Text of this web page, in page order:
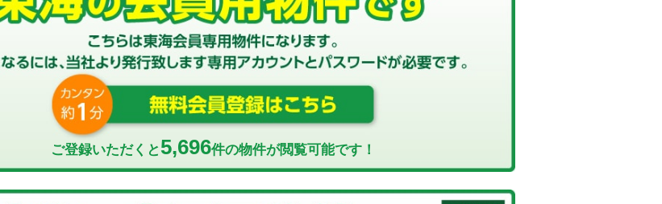
ご登録いただくと 5,696件の物件が閲覧可能です！